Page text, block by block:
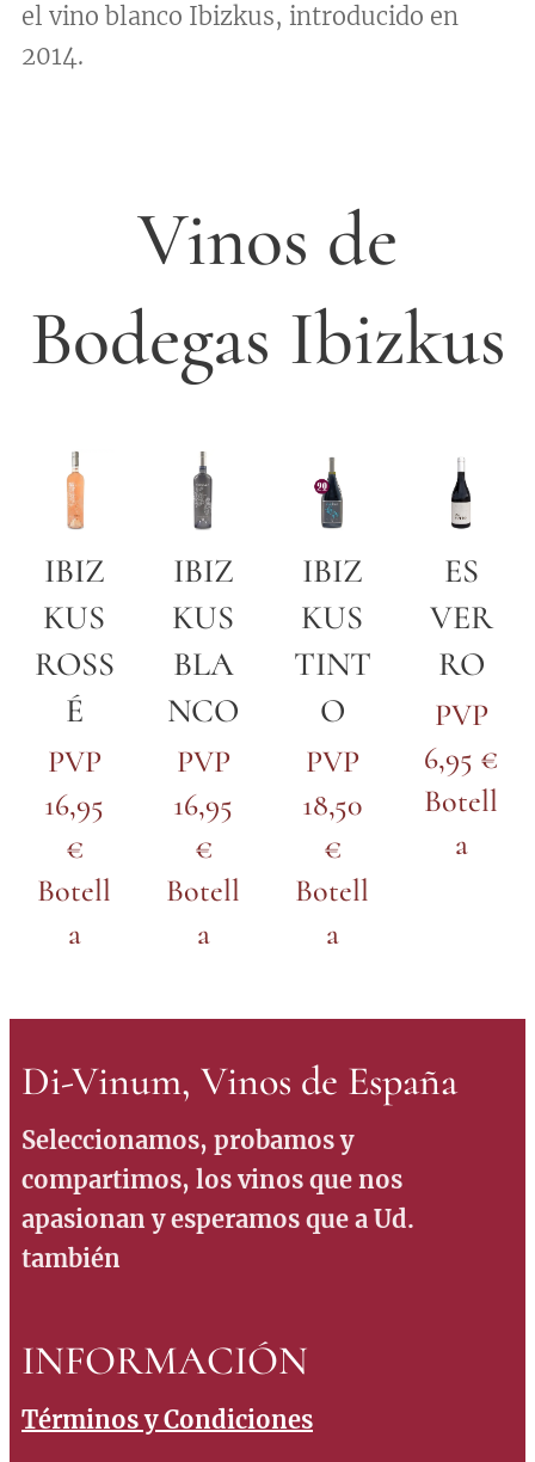
el vino blanco Ibizkus, introducido en
2014.
Vinos de
Bodegas Ibizkus
IBIZ
KUS
ROSS
É
PVP
16,95
€
Botell
a
IBIZ
KUS
BLA
NCO
PVP
16,95
€
Botell
a
IBIZ
KUS
TINT
O
PVP
18,50
€
Botell
a
ES
VER
RO
PVP
6,95 €
Botell
a
Di-Vinum, Vinos de España
Seleccionamos, probamos y
compartimos, los vinos que nos
apasionan y esperamos que a Ud.
también
INFORMACIÓN
Términos y Condiciones